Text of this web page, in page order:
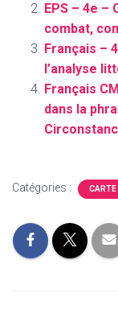
EPS – 4e –
combat,
Français –
l’analyse
Français
dans la
Catégories : CARTE